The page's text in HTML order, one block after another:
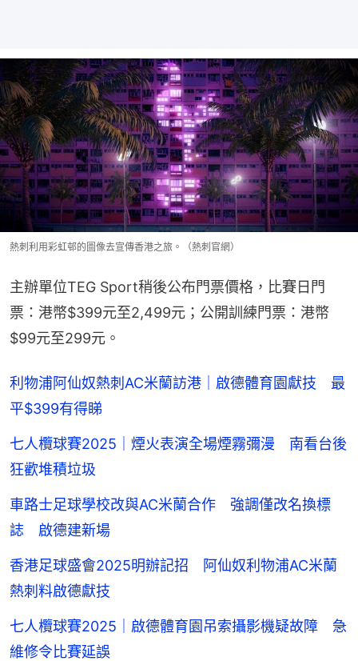
熱刺利用彩虹邨的圖像去宣傳香港之旅。（熱刺官網）
主辦單位TEG Sport稍後公布門票價格，比賽日門
票：港幣$399元至2,499元；公開訓練門票：港幣
$99元至299元。
利物浦阿仙奴熱刺AC米蘭訪港｜啟德體育園獻技 最
平$399有得睇
七人欖球賽2025｜煙火表演全場煙霧彌漫 南看台後
狂歡堆積垃圾
車路士足球學校改與AC米蘭合作 強調僅改名換標
誌 啟德建新場
香港足球盛會2025明辦記招 阿仙奴利物浦AC米蘭
熱刺料啟德獻技
七人欖球賽2025｜啟德體育園吊索攝影機疑故障 急
維修令比賽延誤